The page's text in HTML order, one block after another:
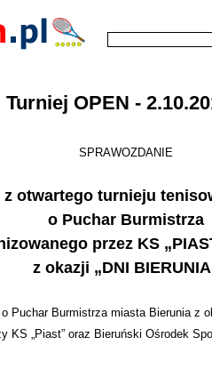
Turniej OPEN -
SPRAWOZDANIE
z otwartego turnieju
o Puchar Burmistrza
przez KS
z okazji „DNI
Puchar Burmistrza miasta Bierunia z
KS „Piast” oraz Bieruński Ośrodek